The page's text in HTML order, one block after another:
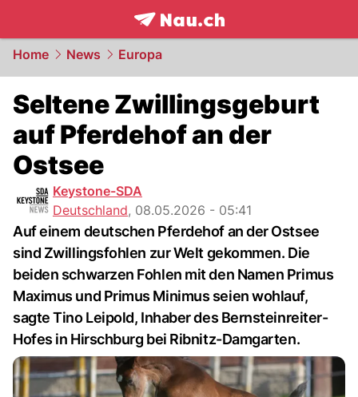
frontpage.NAU.ch
Home News Europa
Seltene Zwillingsgeburt
auf Pferdehof an der
Ostsee
Keystone-SDA
Deutschland, 08.05.2026 - 05:41
Auf einem deutschen Pferdehof an der Ostsee
sind Zwillingsfohlen zur Welt gekommen. Die
beiden schwarzen Fohlen mit den Namen Primus
Maximus und Primus Minimus seien wohlauf,
sagte Tino Leipold, Inhaber des Bernsteinreiter-
Hofes in Hirschburg bei Ribnitz-Damgarten.